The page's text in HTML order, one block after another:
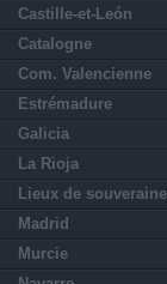
Castille-et-León
Catalogne
Com. Valencienne
Estrémadure
Galicia
La Rioja
Lieux de
Madrid
Murcie